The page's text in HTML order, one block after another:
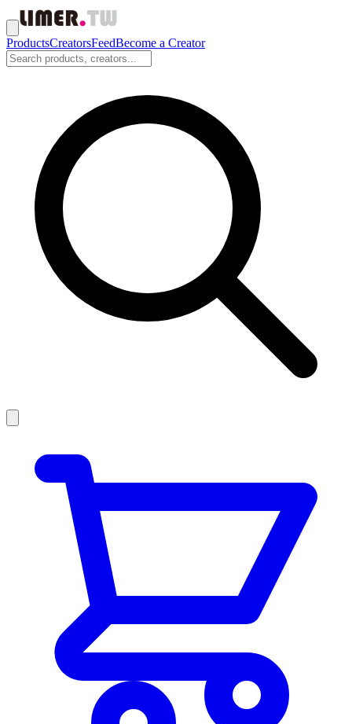
ProductsCreatorsFeedBecome a Creator